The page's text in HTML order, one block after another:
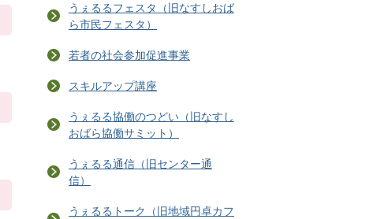
うぇるるフェスタ（旧なすしおば
ら市民フェスタ）
若者の社会参加促進事業
スキルアップ講座
うぇるる協働のつどい（旧なすし
おばら協働サミット）
うぇるる通信（旧センター通
信）
うぇるるトーク（旧地域円卓カフ